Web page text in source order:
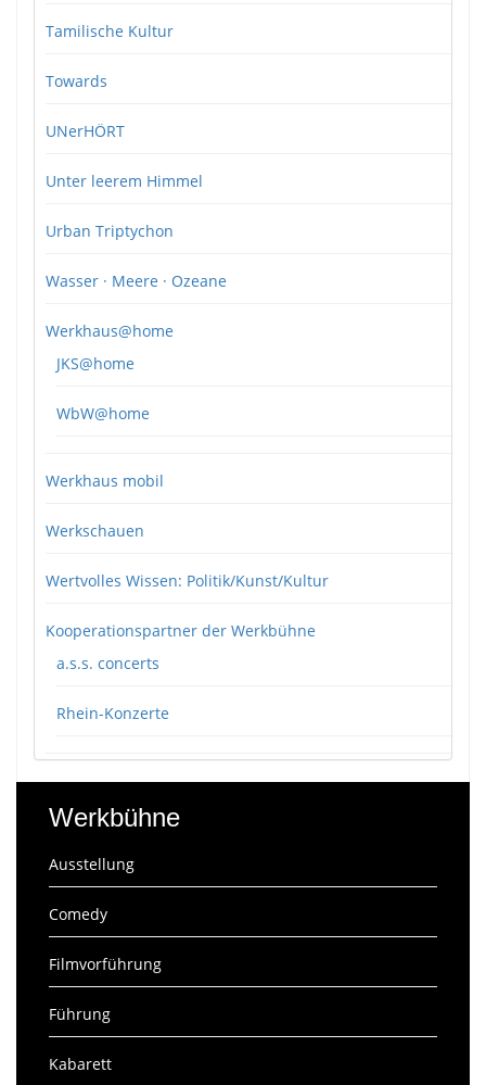
Tamilische Kultur
Towards
UNerHÖRT
Unter leerem Himmel
Urban Triptychon
Wasser · Meere · Ozeane
Werkhaus@home
JKS@home
WbW@home
Werkhaus mobil
Werkschauen
Wertvolles Wissen: Politik/Kunst/Kultur
Kooperationspartner der Werkbühne
a.s.s. concerts
Rhein-Konzerte
Werkbühne
Ausstellung
Comedy
Filmvorführung
Führung
Kabarett